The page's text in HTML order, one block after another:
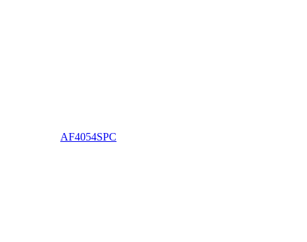
AF4054SPC